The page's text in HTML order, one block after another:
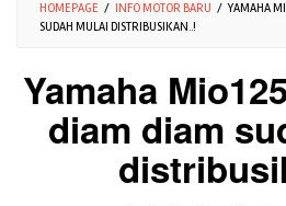
HOMEPAGE / INFO MOTOR BARU / YAMAHA
SUDAH MULAI DISTRIBUSIKAN..!
Yamaha
diam diam